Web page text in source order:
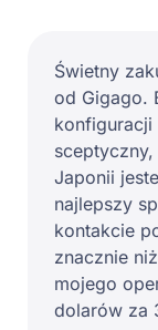
Świetny
od Gigago.
konfiguracji
Japonii
najlepszy
kontakcie
znacznie
mojego
dolarów za